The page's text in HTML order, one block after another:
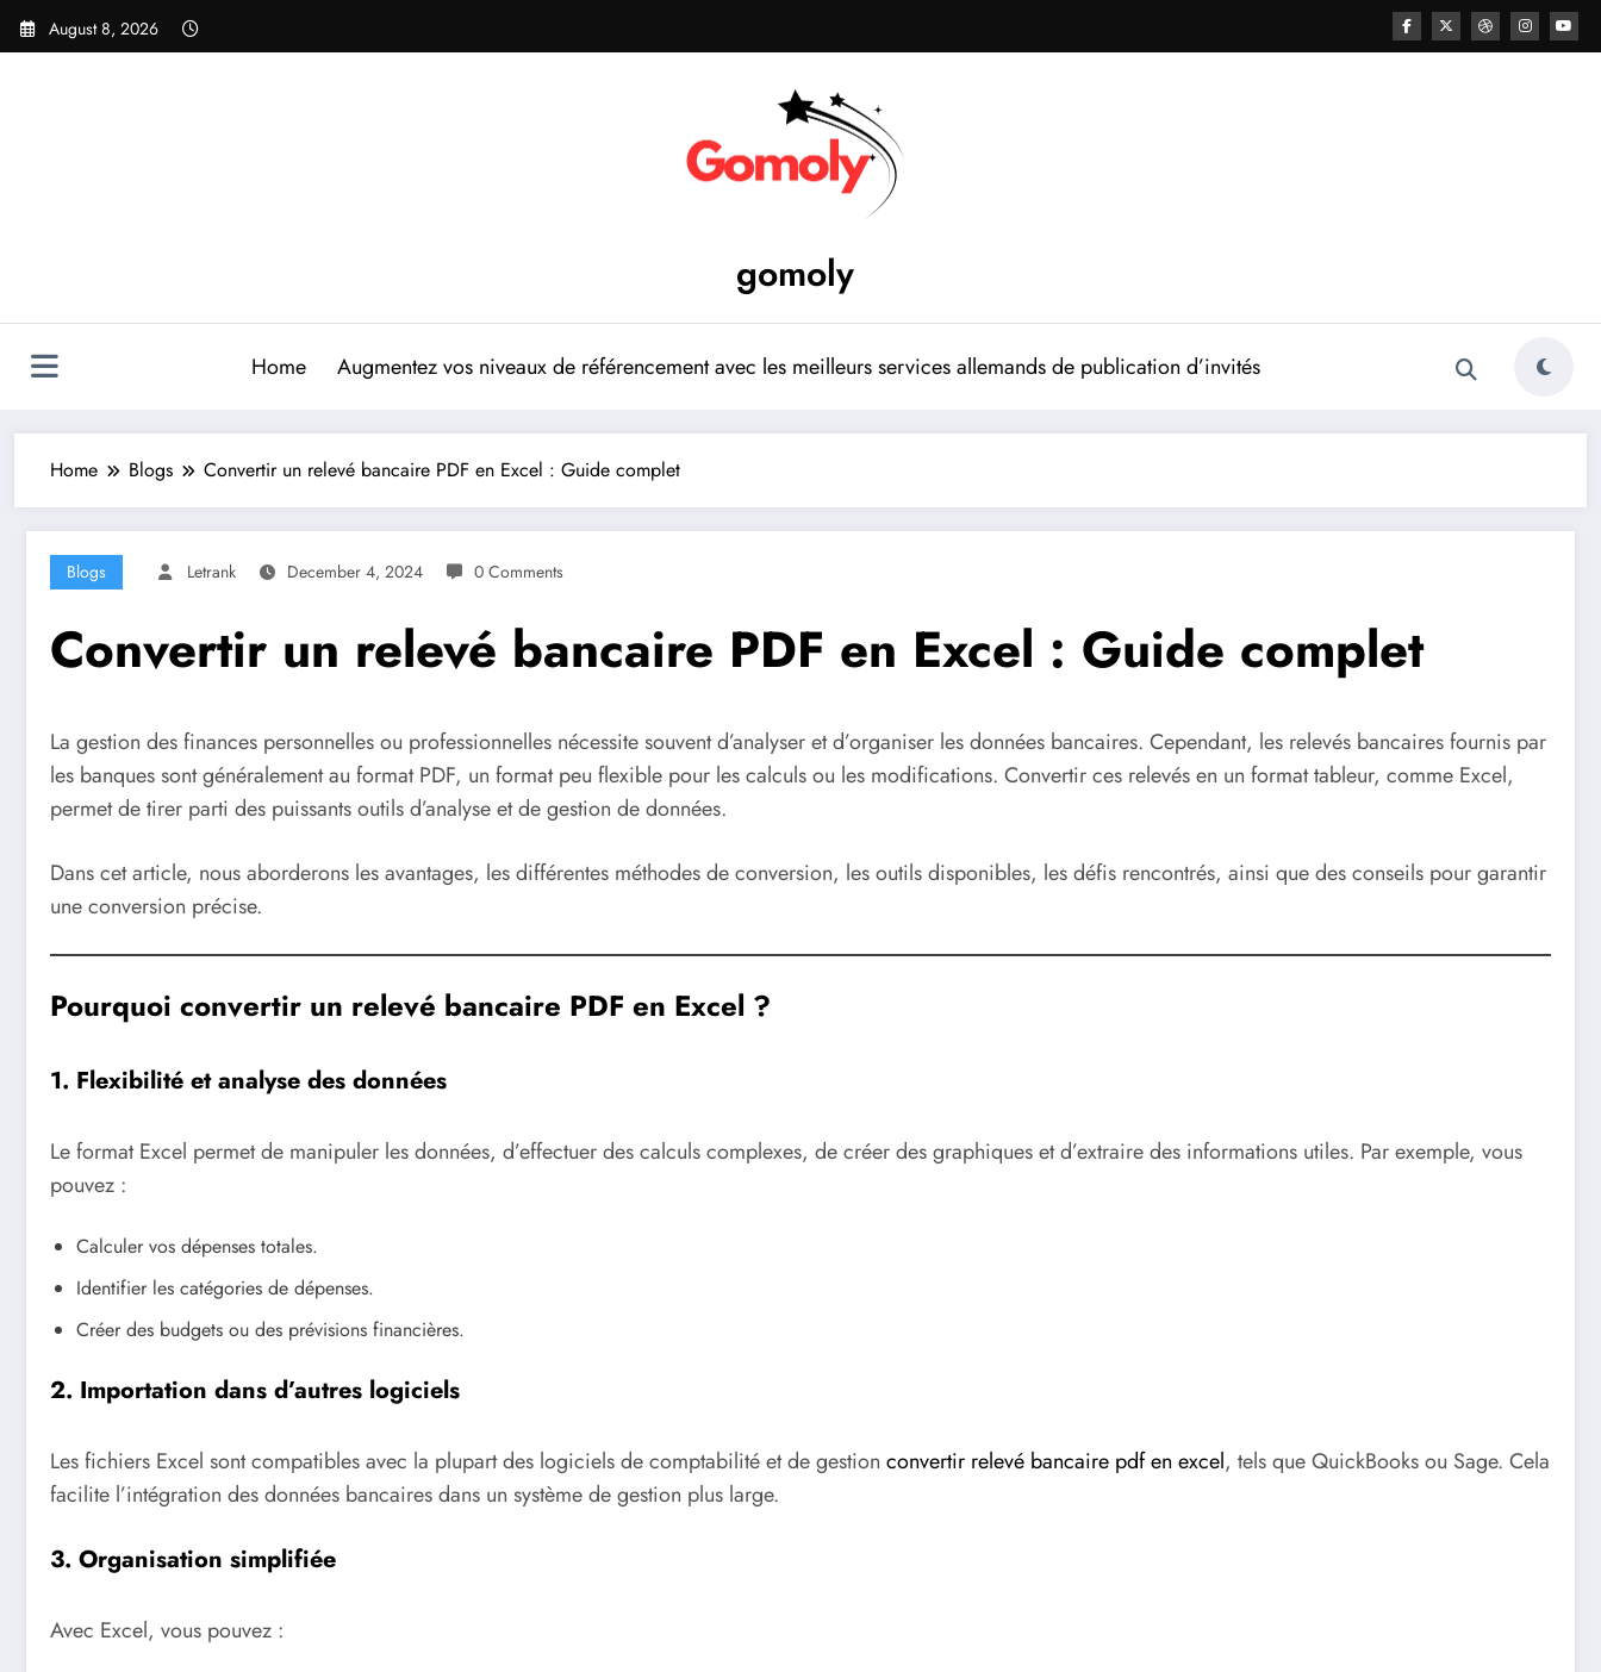
Skip
August 8, 2026
gomoly
Home Augmentez vos niveaux de référencement avec les meilleurs services allemands de publication d’invités
Home Blogs Convertir un relevé bancaire PDF en Excel : Guide complet
Blogs Letrank December 4, 2024 0 Comments
Convertir un relevé bancaire PDF en Excel : Guide complet
La gestion des finances personnelles ou professionnelles nécessite souvent d’analyser et d’organiser les données bancaires. Cependant, les relevés bancaires fournis par
les banques sont généralement au format PDF, un format peu flexible pour les calculs ou les modifications. Convertir ces relevés en un format tableur, comme Excel,
permet de tirer parti des puissants outils d’analyse et de gestion de données.
Dans cet article, nous aborderons les avantages, les différentes méthodes de conversion, les outils disponibles, les défis rencontrés, ainsi que des conseils pour garantir
une conversion précise.
Pourquoi convertir un relevé bancaire PDF en Excel ?
1. Flexibilité et analyse des données
Le format Excel permet de manipuler les données, d’effectuer des calculs complexes, de créer des graphiques et d’extraire des informations utiles. Par exemple, vous
pouvez :
Calculer vos dépenses totales.
Identifier les catégories de dépenses.
Créer des budgets ou des prévisions financières.
2. Importation dans d’autres logiciels
Les fichiers Excel sont compatibles avec la plupart des logiciels de comptabilité et de gestion convertir relevé bancaire pdf en excel, tels que QuickBooks ou Sage. Cela
facilite l’intégration des données bancaires dans un système de gestion plus large.
3. Organisation simplifiée
Avec Excel, vous pouvez :